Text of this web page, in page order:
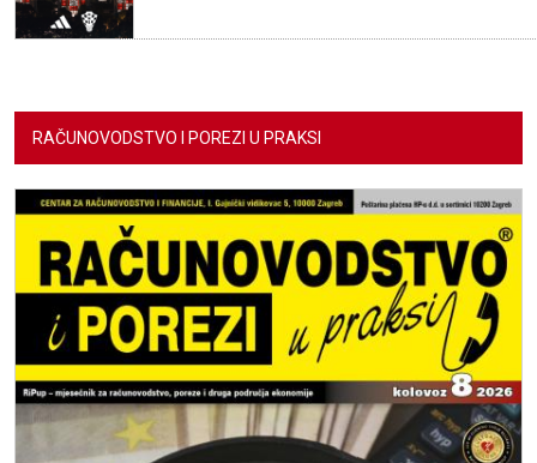
RAČUNOVODSTVO I POREZI U PRAKSI